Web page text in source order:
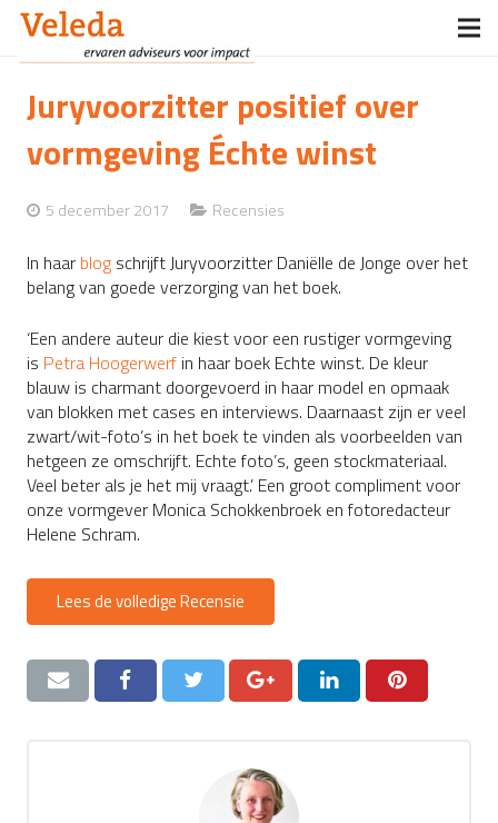
Boeken
Nieuws
Contact
Juryvoorzitter positief over
vormgeving Échte winst
5 december 2017 Recensies
In haar blogschrijft Juryvoorzitter Daniëlle de Jonge over het
belang van goede verzorging van het boek.
‘Een andere auteur die kiest voor een rustiger vormgeving
is Petra Hoogerwerf in haar boek Echte winst. De kleur
blauw is charmant doorgevoerd in haar model en opmaak
van blokken met cases en interviews. Daarnaast zijn er veel
zwart/wit-foto’s in het boek te vinden als voorbeelden van
hetgeen ze omschrijft. Echte foto’s, geen stockmateriaal.
Veel beter als je het mij vraagt.’ Een groot compliment voor
onze vormgever Monica Schokkenbroek en fotoredacteur
Helene Schram.
Lees de volledige Recensie